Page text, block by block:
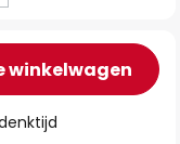
winkelwagen